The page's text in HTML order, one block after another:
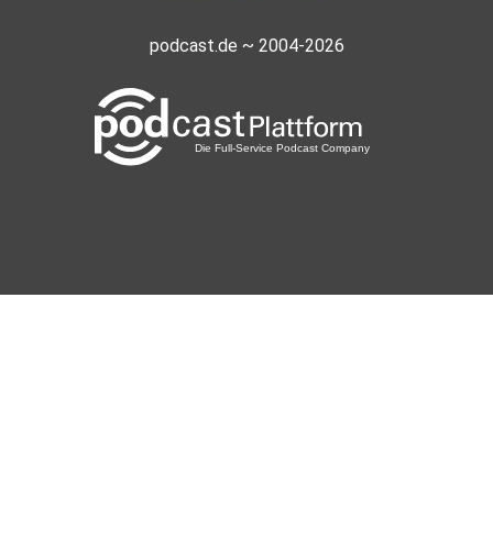
podcast.de ~ 2004-2026